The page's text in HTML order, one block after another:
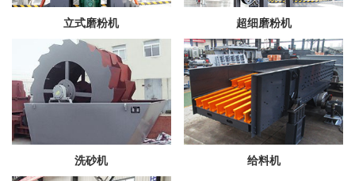
立式磨粉机 超细磨粉机
洗砂机 给料机